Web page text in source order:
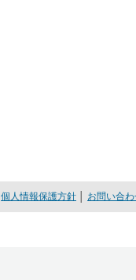
個人情報保護方針 お問い合